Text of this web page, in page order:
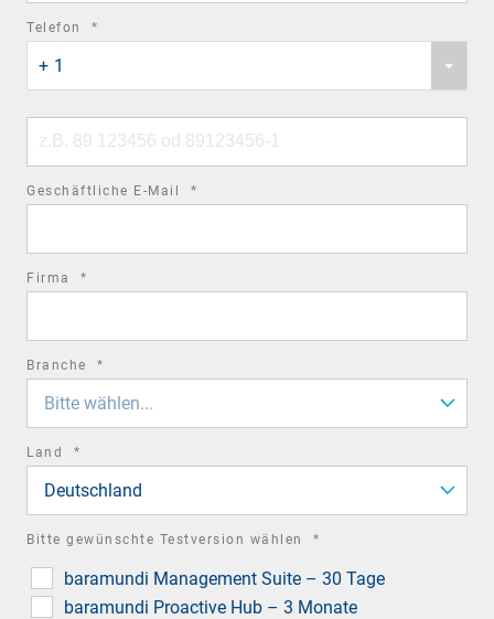
Telefon *
country
code
+ 1
number
Geschäftliche E-Mail *
Firma *
Branche *
Bitte wählen...
Land *
Deutschland
Bitte gewünschte Testversion wählen *
baramundi Management Suite – 30 Tage
baramundi Proactive Hub – 3 Monate